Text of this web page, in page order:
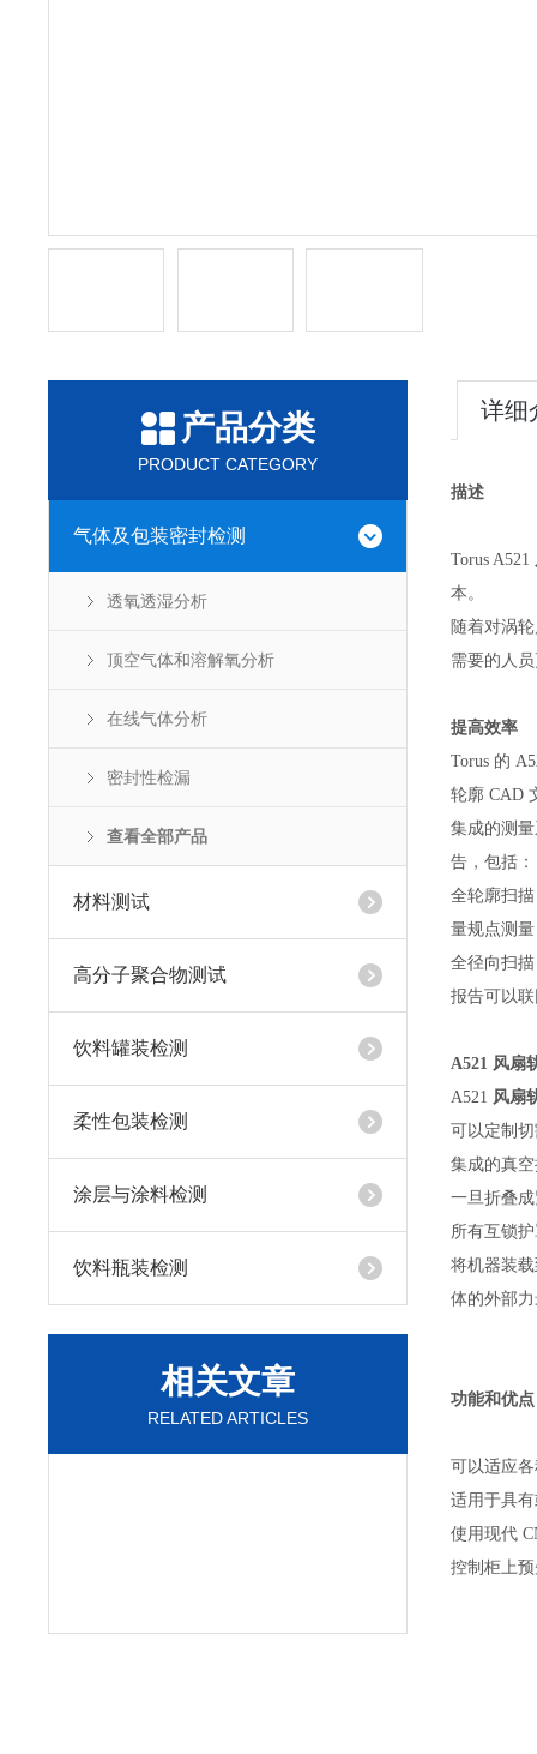
产品分类
PRODUCT CATEGORY
气体及包装密封检测
透氧透湿分析
顶空气体和溶解氧分析
在线气体分析
密封性检漏
查看全部产品
材料测试
高分子聚合物测试
饮料罐装检测
柔性包装检测
涂层与涂料检测
饮料瓶装检测
相关文章
RELATED ARTICLES
详细
描述
Torus A521
本。
随着对涡
需要的人
提高效率
Torus 的
轮廓 CAD
集成的测
告，包括：
全轮廓扫描
量规点测量
全径向扫描
报告可以
A521 风扇
A521 风扇
可以定制
集成的真
一旦折叠
所有互锁
将机器装
体的外部
功能和优点
可以适应
适用于具
使用现代
控制柜上